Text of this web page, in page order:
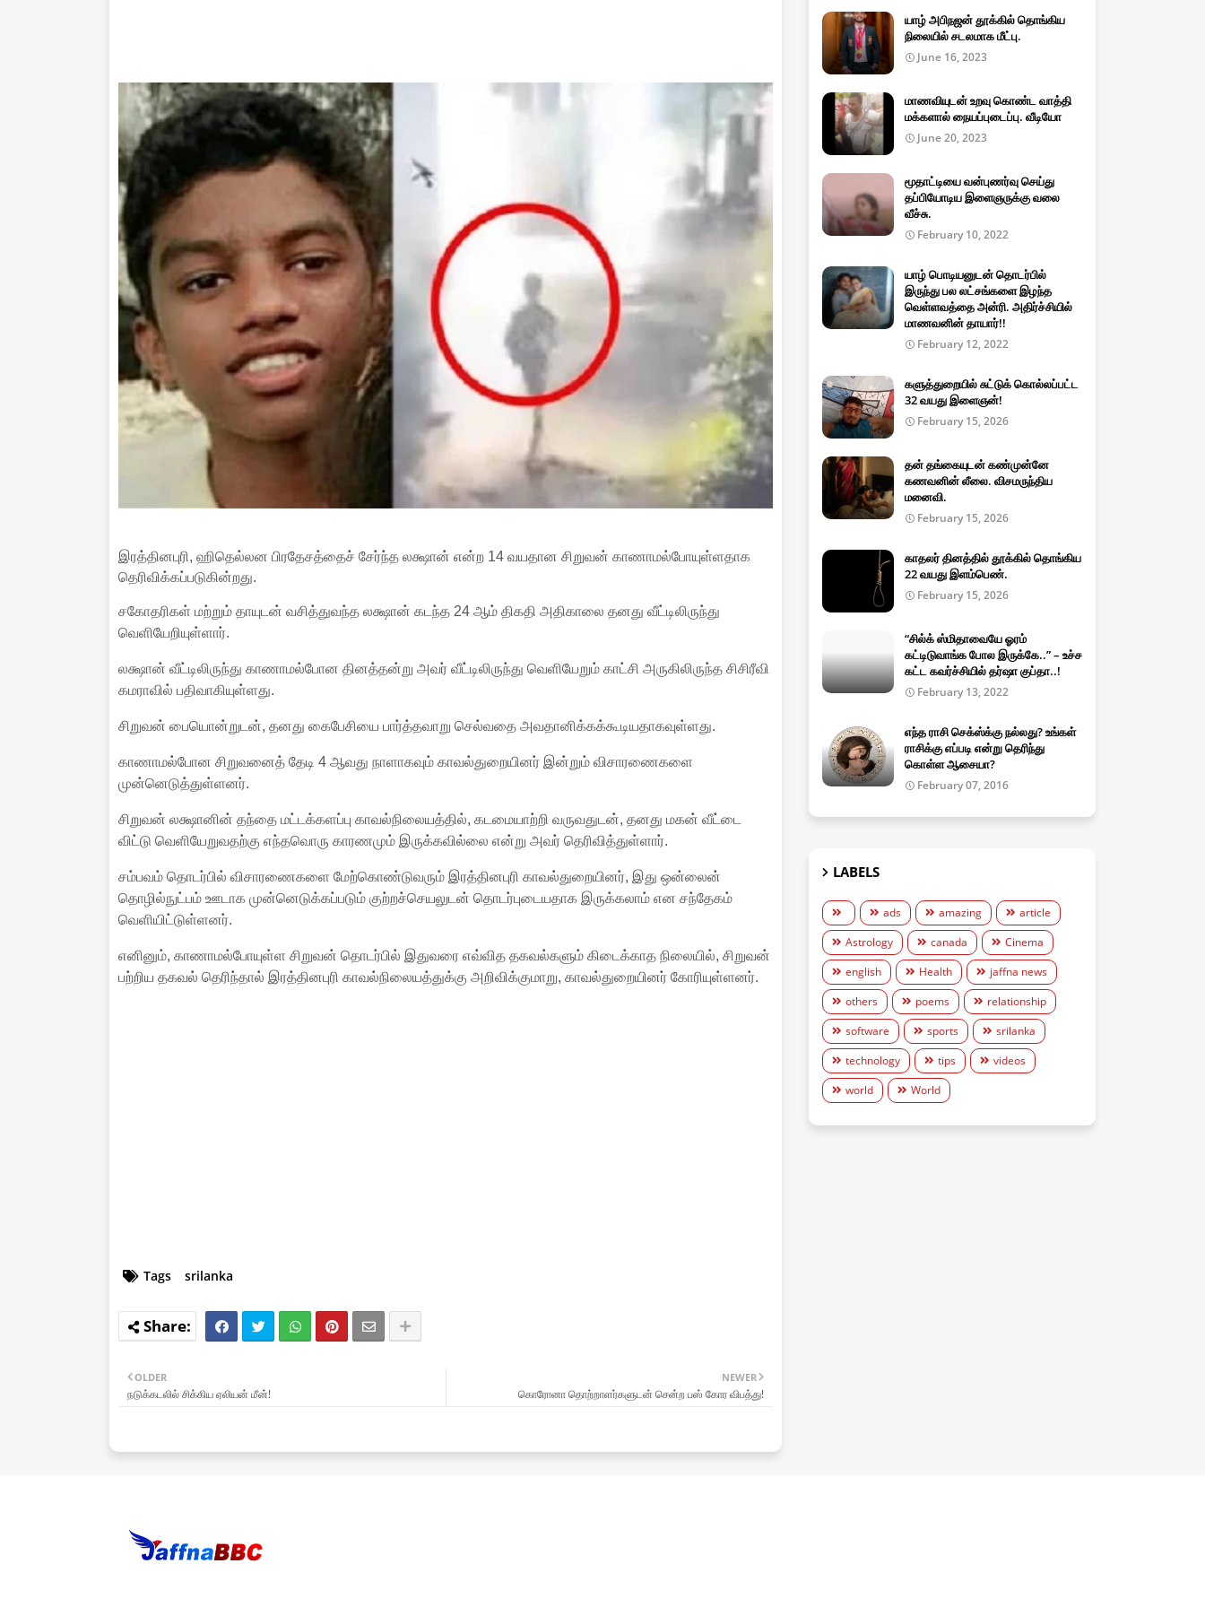
இரத்தினபுரி, ஹிதெல்லன பிரதேசத்தைச் சேர்ந்த லக்ஷான் என்ற 14 வயதான சிறுவன் காணாமல்போயுள்ளதாக
தெரிவிக்கப்படுகின்றது.
சகோதரிகள் மற்றும் தாயுடன் வசித்துவந்த லக்ஷான் கடந்த 24 ஆம் திகதி அதிகாலை தனது வீட்டிலிருந்து
வெளியேறியுள்ளார்.
லக்ஷான் வீட்டிலிருந்து காணாமல்போன தினத்தன்று அவர் வீட்டிலிருந்து வெளியேறும் காட்சி அருகிலிருந்த சிசிரீவி
கமராவில் பதிவாகியுள்ளது.
சிறுவன் பையொன்றுடன், தனது கைபேசியை பார்த்தவாறு செல்வதை அவதானிக்கக்கூடியதாகவுள்ளது.
காணாமல்போன சிறுவனைத் தேடி 4 ஆவது நாளாகவும் காவல்துறையினர் இன்றும் விசாரணைகளை
முன்னெடுத்துள்ளனர்.
சிறுவன் லக்ஷானின் தந்தை மட்டக்களப்பு காவல்நிலையத்தில், கடமையாற்றி வருவதுடன், தனது மகன் வீட்டை
விட்டு வெளியேறுவதற்கு எந்தவொரு காரணமும் இருக்கவில்லை என்று அவர் தெரிவித்துள்ளார்.
சம்பவம் தொடர்பில் விசாரணைகளை மேற்கொண்டுவரும் இரத்தினபுரி காவல்துறையினர், இது ஒன்லைன்
தொழில்நுட்பம் ஊடாக முன்னெடுக்கப்படும் குற்றச்செயலுடன் தொடர்புடையதாக இருக்கலாம் என சந்தேகம்
வெளியிட்டுள்ளனர்.
எனினும், காணாமல்போயுள்ள சிறுவன் தொடர்பில் இதுவரை எவ்வித தகவல்களும் கிடைக்காத நிலையில், சிறுவன்
பற்றிய தகவல் தெரிந்தால் இரத்தினபுரி காவல்நிலையத்துக்கு அறிவிக்குமாறு, காவல்துறையினர் கோரியுள்ளனர்.
Tags srilanka
NEWER
கொரோனா தொற்றாளர்களுடன் சென்ற பஸ் கோர விபத்து!
OLDER
நடுக்கடலில் சிக்கிய ஏலியன் மீன்!
யாழ் அபிநஜன் தூக்கில் தொங்கிய
நிலையில் சடலமாக மீட்பு.
June 16, 2023
மாணவியுடன் உறவு கொண்ட வாத்தி
மக்களால் நையப்புடைப்பு. வீடியோ
June 20, 2023
மூதாட்டியை வன்புணர்வு செய்து
தப்பியோடிய இளைஞருக்கு வலை
வீச்சு.
February 10, 2022
யாழ் பொடியனுடன் தொடர்பில்
இருந்து பல லட்சங்களை இழந்த
வெள்ளவத்தை அன்ரி. அதிர்ச்சியில்
மாணவனின் தாயார்!!
February 12, 2022
களுத்துறையில் சுட்டுக் கொல்லப்பட்ட
32 வயது இளைஞன்!
February 15, 2026
தன் தங்கையுடன் கண்முன்னே
கணவனின் லீலை. விசமருந்திய
மனைவி.
February 15, 2026
காதலர் தினத்தில் தூக்கில் தொங்கிய
22 வயது இளம்பெண்.
February 15, 2026
“சில்க் ஸ்மிதாவையே ஓரம்
கட்டிடுவாங்க போல இருக்கே..” – உச்ச
கட்ட கவர்ச்சியில் தர்ஷா குப்தா..!
February 13, 2022
எந்த ராசி செக்ஸ்க்கு நல்லது? உங்கள்
ராசிக்கு எப்படி என்று தெரிந்து
கொள்ள ஆசையா?
February 07, 2016
LABELS
ads amazing
article
Astrology
canada
Cinema
english
Health
jaffna news
others
poems
relationship
software
sports
srilanka
technology
tips
videos
world
World